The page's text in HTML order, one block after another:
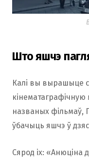
Што яшчэ
Калі вы вырашыце
кінематаграфічную
названых фільмаў,
ўбачыць яшчэ ў
Сярод іх: «Анюціна